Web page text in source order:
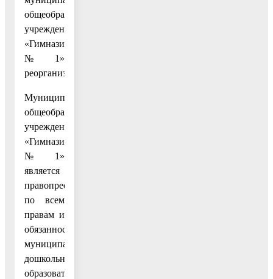
общеобразовательное
учреждение
«Гимназия
№ 1»
реорганизовано.
Муниципальное
общеобразовательное
учреждение
«Гимназия
№ 1»
является
правопреемником
по всем
правам и
обязанностям
муниципального
дошкольного
образовательного